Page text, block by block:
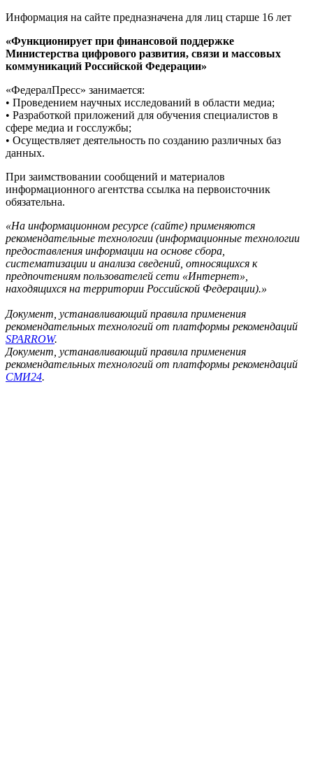
Информация на сайте предназначена для лиц старше 16 лет
«Функционирует при финансовой поддержке
Министерства цифрового развития, связи и массовых
коммуникаций Российской Федерации»
«ФедералПресс» занимается:
• Проведением научных исследований в области медиа;
• Разработкой приложений для обучения специалистов в
сфере медиа и госслужбы;
• Осуществляет деятельность по созданию различных баз
данных.
При заимствовании сообщений и материалов
информационного агентства ссылка на первоисточник
обязательна.
«На информационном ресурсе (сайте) применяются
рекомендательные технологии (информационные технологии
предоставления информации на основе сбора,
систематизации и анализа сведений, относящихся к
предпочтениям пользователей сети «Интернет»,
находящихся на территории Российской Федерации).»
Документ, устанавливающий правила применения
рекомендательных технологий от платформы рекомендаций
SPARROW.
Документ, устанавливающий правила применения
рекомендательных технологий от платформы рекомендаций
СМИ24.